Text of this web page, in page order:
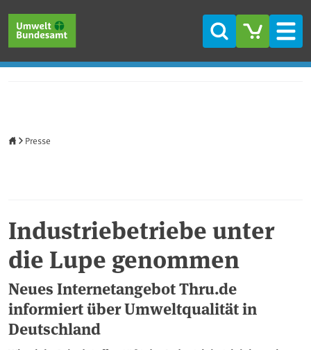
Suche
Presse
Industriebetriebe unter
die Lupe genommen
Neues Internetangebot Thru.de
informiert über Umweltqualität in
Deutschland